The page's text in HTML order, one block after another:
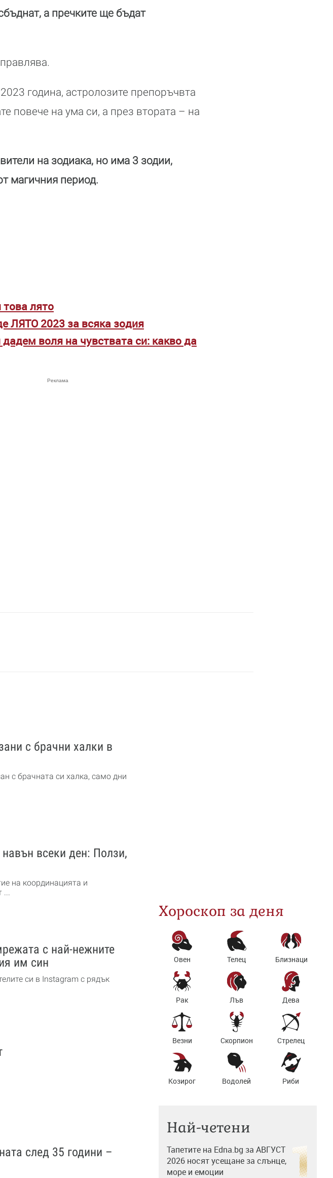
а пречките ще бъдат
година, астролозите препоръчвта
повече на ума си, а през втората – на
на зодиака, но има 3 зодии,
магичния период.
лято
ЛЯТО 2023 за всяка зодия
воля на чувствата си: какво да
с брачни халки в
с брачната си халка, само дни
всеки ден: Ползи,
на координацията и
с най-нежните
им син
си в Instagram с рядък
след 35 години –
Хороскоп за деня
Овен Телец Близнаци
Рак Лъв Дева
Везни Скорпион Стрелец
Козирог Водолей Риби
Най-четени
Тапетите на Edna.bg за АВГУСТ
2026 носят усещане за слънце,
море и емоции